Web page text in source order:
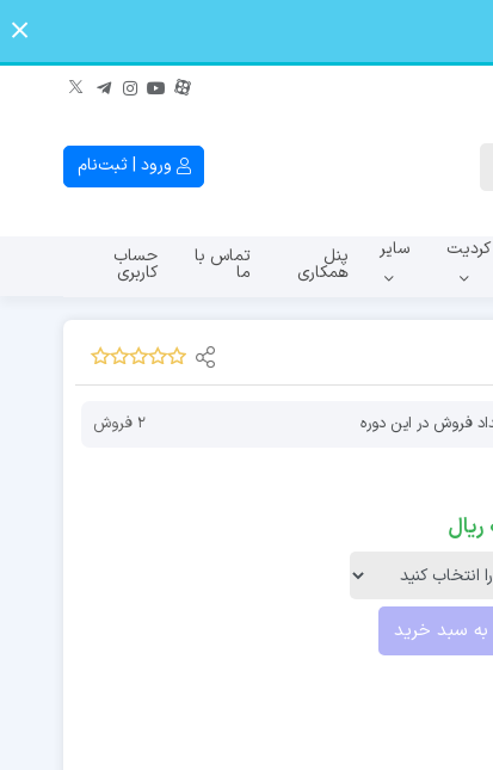
ورود | ثبت‌نام
کردیت سایر پنل
همکاری
تماس با
ما
حساب
کاربری
فروش در این دوره 2 فروش
ریال
به سبد خرید